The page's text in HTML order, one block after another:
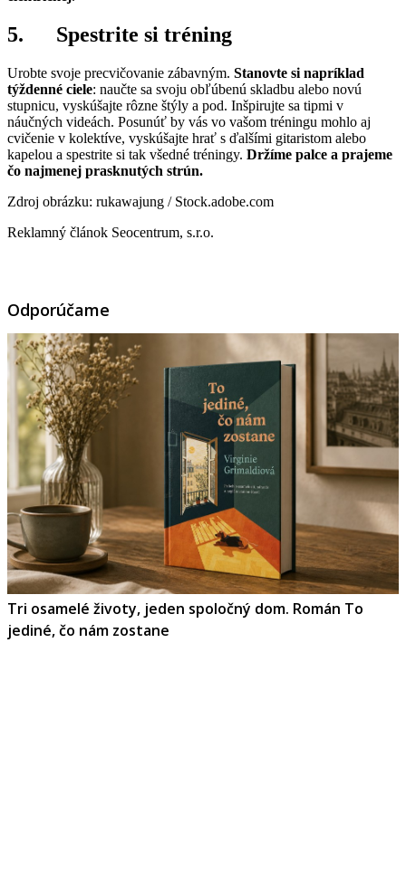
5. Spestrite si tréning
Urobte svoje precvičovanie zábavným. Stanovte si napríklad
týždenné ciele: naučte sa svoju obľúbenú skladbu alebo novú
stupnicu, vyskúšajte rôzne štýly a pod. Inšpirujte sa tipmi v
náučných videách. Posunúť by vás vo vašom tréningu mohlo aj
cvičenie v kolektíve, vyskúšajte hrať s ďalšími gitaristom alebo
kapelou a spestrite si tak všedné tréningy. Držíme palce a prajeme
čo najmenej prasknutých strún.
Zdroj obrázku: rukawajung / Stock.adobe.com
Reklamný článok Seocentrum, s.r.o.
Odporúčame
Tri osamelé životy, jeden spoločný dom. Román To
jediné, čo nám zostane